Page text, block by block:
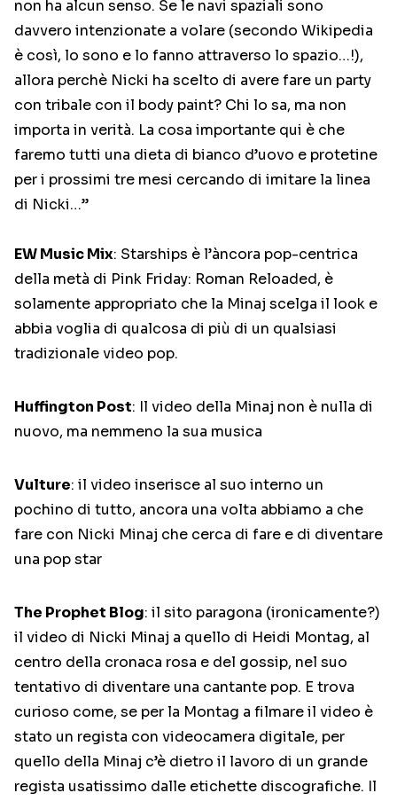
non ha alcun senso. Se le navi spaziali sono
davvero intenzionate a volare (secondo Wikipedia
è così, lo sono e lo fanno attraverso lo spazio…!),
allora perchè Nicki ha scelto di avere fare un party
con tribale con il body paint? Chi lo sa, ma non
importa in verità. La cosa importante qui è che
faremo tutti una dieta di bianco d’uovo e protetine
per i prossimi tre mesi cercando di imitare la linea
di Nicki…”
EW Music Mix: Starships è l’àncora pop-centrica
della metà di Pink Friday: Roman Reloaded, è
solamente appropriato che la Minaj scelga il look e
abbia voglia di qualcosa di più di un qualsiasi
tradizionale video pop.
Huffington Post: Il video della Minaj non è nulla di
nuovo, ma nemmeno la sua musica
Vulture: il video inserisce al suo interno un
pochino di tutto, ancora una volta abbiamo a che
fare con Nicki Minaj che cerca di fare e di diventare
una pop star
The Prophet Blog: il sito paragona (ironicamente?)
il video di Nicki Minaj a quello di Heidi Montag, al
centro della cronaca rosa e del gossip, nel suo
tentativo di diventare una cantante pop. E trova
curioso come, se per la Montag a filmare il video è
stato un regista con videocamera digitale, per
quello della Minaj c’è dietro il lavoro di un grande
regista usatissimo dalle etichette discografiche. Il